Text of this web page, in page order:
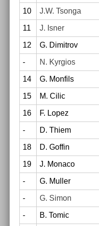
10 J.W. Tson­ga
11 J. Isner
12 G. Di­mit­rov
- N. Kyr­gios
14 G. Mon­fils
15 M. Cilic
16 F. Lopez
- D. Thiem
18 D. Gof­fin
19 J. Monaco
- G. Mull­er
- G. Simon
- B. Tomic